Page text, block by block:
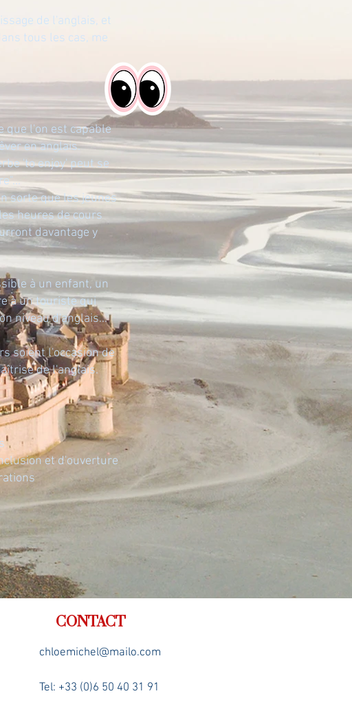
de l'anglais, et
tous les cas, me
que l'on est capable
en anglais.
'to enjoy' peut se
sorte que les jeunes
heures de cours
davantage y
à un enfant, un
à un touriste qui
niveau d'anglais...
soient l'occasion de
de l'anglais.
et d'ouverture
CONTACT
chloemichel@mailo.com
Tel: +33 (0)6 50 40 31 91